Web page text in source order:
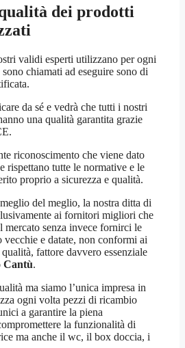
dei prodotti
validi esperti utilizzano per ogni
chiamati ad eseguire sono di
da sé e vedrà che tutti i nostri
una qualità garantita grazie
riconoscimento che viene dato
rispettano tutte le normative e le
proprio a sicurezza e qualità.
del meglio, la nostra ditta di
ai fornitori migliori che
mercato senza invece fornirci le
vecchie e datate, non conformi ai
fattore davvero essenziale
Cantù.
ma siamo l’unica impresa in
ogni volta pezzi di ricambio
a garantire la piena
la funzionalità di
ma anche il wc, il box doccia, i